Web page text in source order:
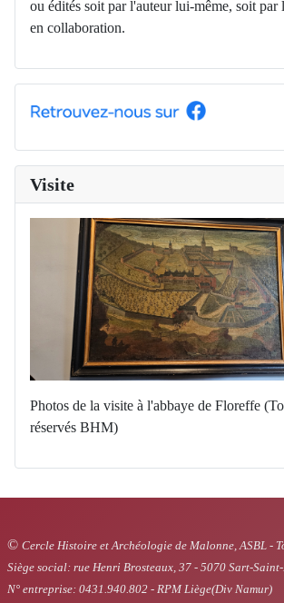
ou édités soit par l'auteur lui-même, soit
en collaboration.
Visite
Photos de la visite à l'abbaye de Floreffe
réservés BHM)
© Cercle Histoire et Archéologie de Malonne, ASBL -
Siège social: rue Henri Brosteaux, 37 - 5070 Sart-
N° entreprise: 0431.940.802 - RPM Liège(Div Namur)